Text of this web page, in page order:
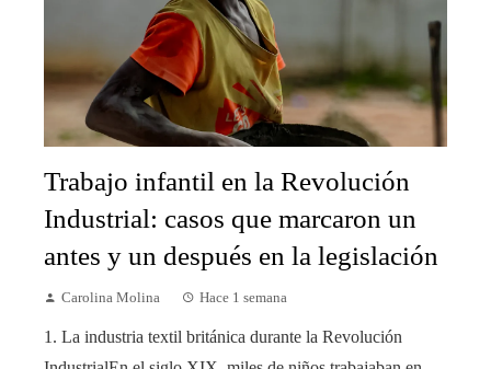
Trabajo infantil en la Revolución
Industrial: casos que marcaron un
antes y un después en la legislación
Carolina Molina Hace 1 semana
1. La industria textil británica durante la Revolución